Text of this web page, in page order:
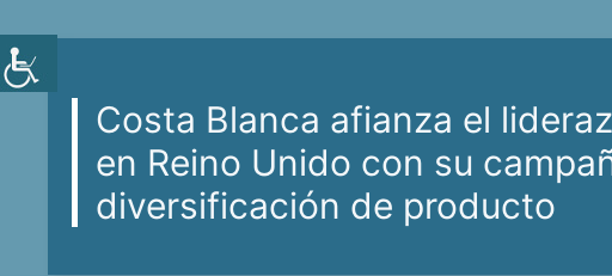
Costa Blanca afianza el
en Reino Unido con su
diversificación de producto